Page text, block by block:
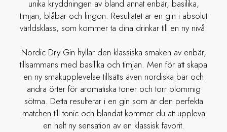
unika kryddningen av bland annat enbär, basilika,
timjan, blåbär och lingon. Resultatet är en gin i absolut
världsklass, som kommer ta dina drinkar till en ny nivå.
Nordic Dry Gin hyllar den klassiska smaken av enbär,
tillsammans med basilika och timjan. Men för att skapa
en ny smakupplevelse tillsätts även nordiska bär och
andra örter för aromatiska toner och torr blommig
sötma. Detta resulterar i en gin som är den perfekta
matchen till tonic och blandat kommer du att uppleva
en helt ny sensation av en klassisk favorit.